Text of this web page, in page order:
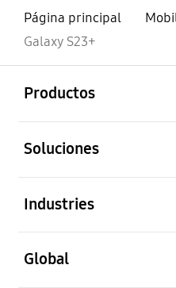
Página principal
Galaxy S23+
Productos
Soluciones
Industries
Global